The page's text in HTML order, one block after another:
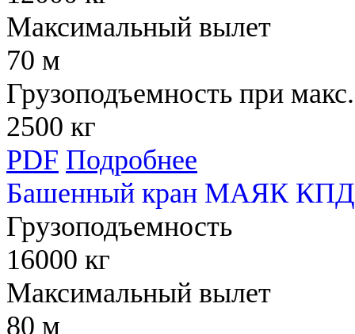
Максимальный вылет
70 м
Грузоподъемность при
2500 кг
PDF Подробнее
Башенный кран МАЯК КПД
Грузоподъемность
16000 кг
Максимальный вылет
80 м